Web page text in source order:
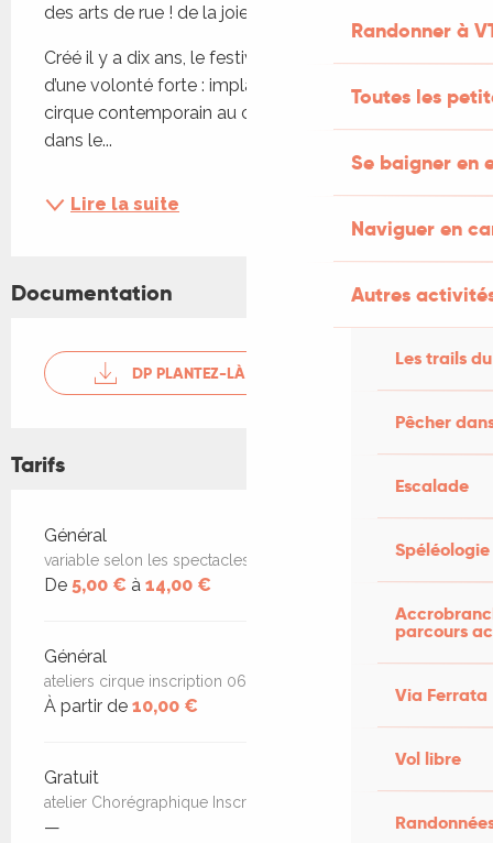
Randonner à
Toutes les
Se baigner en
Naviguer en
Autres
Les trails
Pêcher
Escalade
Spéléologie
parcours
Via Ferrata
Vol libre
des arts de rue ! de la joie en perspective !
Créé il y a dix ans, le festival Plantez-là est né
d’une volonté forte : implanter un festival de
cirque contemporain au cœur d’un territoire rural,
dans le...
Lire la suite
Documentation
DP PLANTEZ-LÀ 26
Tarifs
Tarifs 2026
Général
variable selon les spectacles
De 5,00 € à 14,00 €
Général
ateliers cirque inscription 06.11.68.54.46
À partir de 10,00 €
Gratuit
atelier Chorégraphique Inscription : 06.11.68.54.46
—